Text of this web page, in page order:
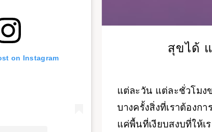
สุขได้
แต่ละวัน แต่ละชั่วโมง
บางครั้งสิ่งที่เราต้องก
แค่พื้นที่เงียบสงบที่ให้เ
on Instagram